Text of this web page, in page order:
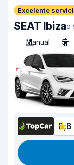
Excelente
SEAT Ibizao
Manual
5
8,8